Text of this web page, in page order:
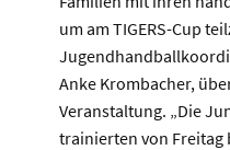
um am TIGERS-Cup
Anke Krombacher,
Veranstaltung. „Die
trainierten von Freitag